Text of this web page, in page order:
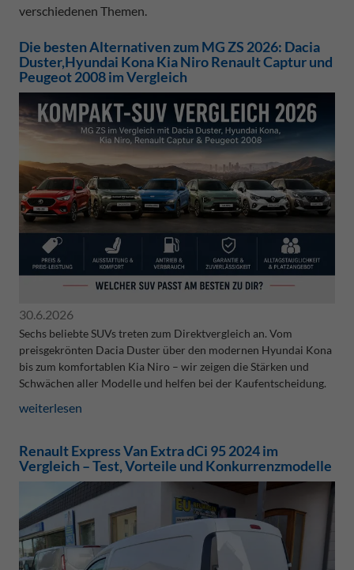
verschiedenen Themen.
Die besten Alternativen zum MG ZS 2026: Dacia
Duster,Hyundai Kona Kia Niro Renault Captur und
Peugeot 2008 im Vergleich
30.6.2026
Sechs beliebte SUVs treten zum Direktvergleich an. Vom
preisgekrönten Dacia Duster über den modernen Hyundai Kona
bis zum komfortablen Kia Niro – wir zeigen die Stärken und
Schwächen aller Modelle und helfen bei der Kaufentscheidung.
weiterlesen
Renault Express Van Extra dCi 95 2024 im
Vergleich – Test, Vorteile und Konkurrenzmodelle